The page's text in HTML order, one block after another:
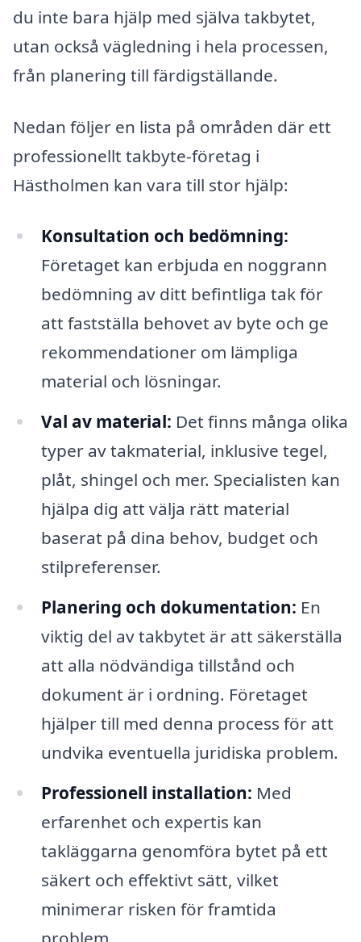
du inte bara hjälp med själva takbytet,
utan också vägledning i hela processen,
från planering till färdigställande.
Nedan följer en lista på områden där ett
professionellt takbyte-företag i
Hästholmen kan vara till stor hjälp:
Konsultation och bedömning:
Företaget kan erbjuda en noggrann
bedömning av ditt befintliga tak för
att fastställa behovet av byte och ge
rekommendationer om lämpliga
material och lösningar.
Val av material: Det finns många olika
typer av takmaterial, inklusive tegel,
plåt, shingel och mer. Specialisten kan
hjälpa dig att välja rätt material
baserat på dina behov, budget och
stilpreferenser.
Planering och dokumentation: En
viktig del av takbytet är att säkerställa
att alla nödvändiga tillstånd och
dokument är i ordning. Företaget
hjälper till med denna process för att
undvika eventuella juridiska problem.
Professionell installation: Med
erfarenhet och expertis kan
takläggarna genomföra bytet på ett
säkert och effektivt sätt, vilket
minimerar risken för framtida